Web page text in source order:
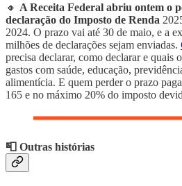
🔸 A Receita Federal abriu ontem o
declaração do Imposto de Renda
2024. O prazo vai até 30 de maio, e a
milhões de declarações sejam enviadas.
precisa declarar, como declarar e quais
gastos com saúde, educação,
alimentícia. E quem perder o prazo
165 e no máximo 20% do imposto
📮 Outras histórias